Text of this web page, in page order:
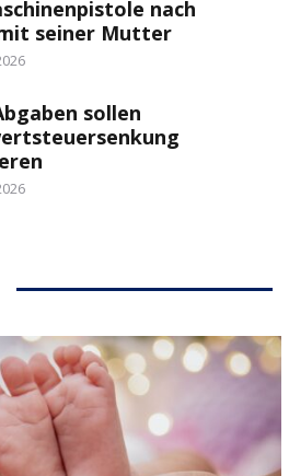
nach
seiner Mutter
sollen